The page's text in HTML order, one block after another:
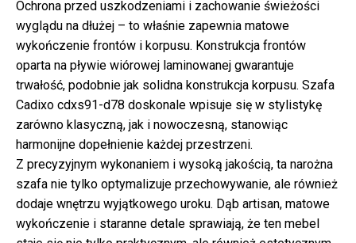
Ochrona przed uszkodzeniami i zachowanie świeżości
wyglądu na dłużej – to właśnie zapewnia matowe
wykończenie frontów i korpusu. Konstrukcja frontów
oparta na pływie wiórowej laminowanej gwarantuje
trwałość, podobnie jak solidna konstrukcja korpusu. Szafa
Cadixo cdxs91-d78 doskonale wpisuje się w stylistykę
zarówno klasyczną, jak i nowoczesną, stanowiąc
harmonijne dopełnienie każdej przestrzeni.
Z precyzyjnym wykonaniem i wysoką jakością, ta narożna
szafa nie tylko optymalizuje przechowywanie, ale również
dodaje wnętrzu wyjątkowego uroku. Dąb artisan, matowe
wykończenie i staranne detale sprawiają, że ten mebel